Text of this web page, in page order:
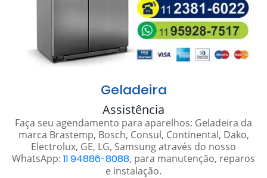
Geladeira
Assistência
Faça seu agendamento para aparelhos: Geladeira da
marca Brastemp, Bosch, Consul, Continental, Dako,
Electrolux, GE, LG, Samsung através do nosso
WhatsApp: 11 94886-8088, para manutenção, reparos
e instalação.